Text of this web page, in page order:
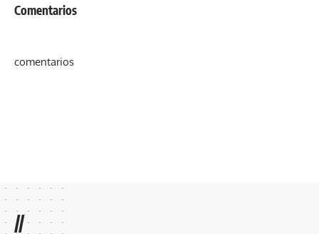
Comentarios
comentarios
//